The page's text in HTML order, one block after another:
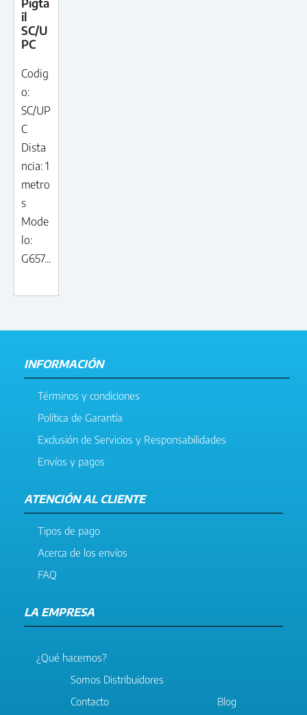
il
SC/U
PC
Codig
o:
SC/UP
C
Dista
ncia: 1
metro
s
Mode
lo:
G657...
INFORMACIÓN
Términos y condiciones
Política de Garantía
Exclusión de Servicios y Responsabilidades
Envíos y pagos
ATENCIÓN AL CLIENTE
Tipos de pago
Acerca de los envíos
FAQ
LA EMPRESA
¿Qué hacemos?
Somos Distribuidores
Contacto
Blog